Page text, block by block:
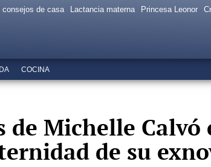
consejos de casa Lactancia materna Princesa Leonor
COCINA
de Michelle
de su